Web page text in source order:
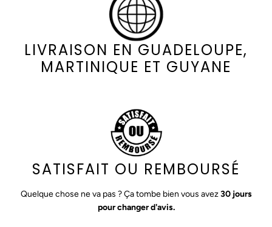
LIVRAISON EN GUADELOUPE,
MARTINIQUE ET GUYANE
SATISFAIT OU REMBOURSÉ
Quelque chose ne va pas ? Ça tombe bien vous avez30 jours
pour changer d'avis.